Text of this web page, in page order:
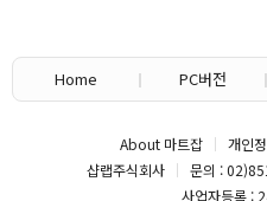
Home PC버전
About 마트잡 개인
샵랩주식회사
문의 :
사업자등록 :